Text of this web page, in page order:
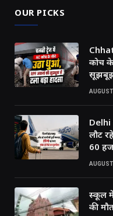
OUR PICKS
कोच
सूझबूझ
Delhi
लौट
60
स्कूल में
की